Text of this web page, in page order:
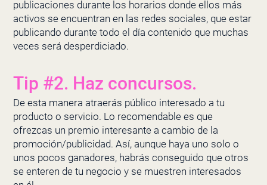
publicaciones durante los horarios donde ellos más
activos se encuentran en las redes sociales, que estar
publicando durante todo el día contenido que muchas
veces será desperdiciado.
Tip #2. Haz concursos.
De esta manera atraerás público interesado a tu
producto o servicio. Lo recomendable es que
ofrezcas un premio interesante a cambio de la
promoción/publicidad. Así, aunque haya uno solo o
unos pocos ganadores, habrás conseguido que otros
se enteren de tu negocio y se muestren interesados